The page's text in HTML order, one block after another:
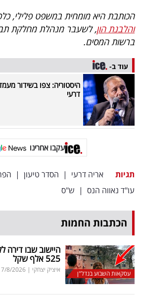
הכותבת היא מומחית במשפט פלילי,
והלבנת הון, לשעבר מנהלת מחלקת
ברשות המסים.
עוד ב-
היסטוריה: צפו בשידור
דרעי
עקבו אחרינו
תגיות אריה דרעי | הסדר טיעון |
עו"ד נאווה הנס | ש"ס
הכתבות החמות
עסקאות השבוע בנדל"ן
היישוב שבו
525 אלף שקל
איציק יצחקי |
7/8/2026